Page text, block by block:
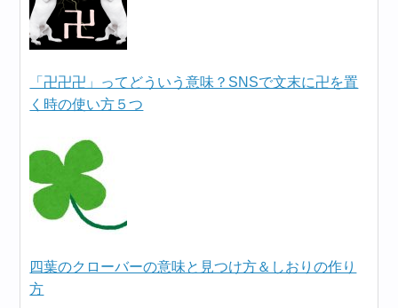
「卍卍卍」ってどういう意味？SNSで文末に卍を置
く時の使い方５つ
四葉のクローバーの意味と見つけ方＆しおりの作り
方